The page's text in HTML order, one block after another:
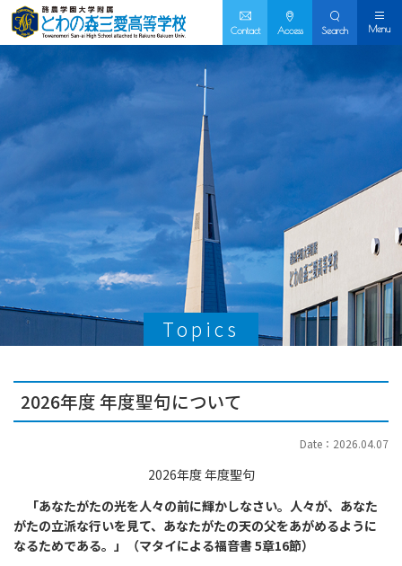
Contact Access Search Menu
Topics
2026年度 年度聖句について
Date：2026.04.07
2026年度 年度聖句
「あなたがたの光を人々の前に輝かしなさい。人々が、あなた
がたの立派な行いを見て、あなたがたの天の父をあがめるように
なるためである。」（マタイによる福音書 5章16節）